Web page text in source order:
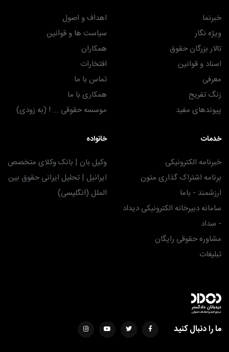
خبرنما
ویژه نگار
تالار بزرگان حقوق
اسناد و قوانین
معرفی
زنگ تفریح
پیوندهای مفید
اهداف و اصول
سیاست ها و قوانین
همکاران
افتخارات
تماس با ما
همکاری با ما
موسسه حقوقی ... ! (به زودی)
خدمات
خبرنامه الکترونیکی
برنامه اشتراک گذاری متون
ارزشمند - باما
سامانه دبیرخانه الکترونیکی دیداد
- سداد
مشاوره حقوقی رایگان
تبلیغات
خانواده
وکیل بان | بانک وکلای متخصص
ایرانیل | تحلیل ایرانی حقوق بین
الملل (انگلیسی)
ما را دنبال کنید